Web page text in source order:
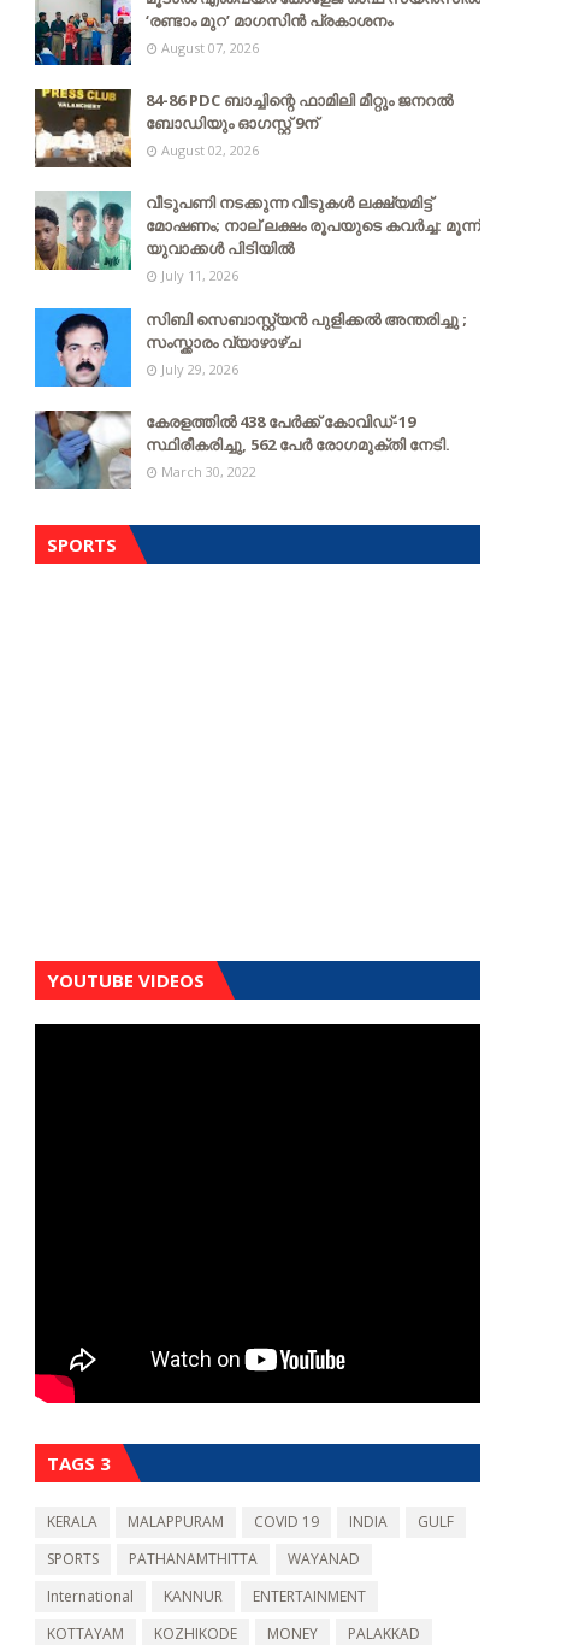
‘രണ്ടാം മുറ’ മാഗസിൻ പ്രകാശനം
August 07, 2026
84-86 PDC ബാച്ചിന്റെ ഫാമിലി മീറ്റും ജനറൽ
ബോഡിയും ഓഗസ്റ്റ് 9ന്
August 02, 2026
വീടുപണി നടക്കുന്ന വീടുകൾ ലക്ഷ്യമിട്ട്
മോഷണം; നാല് ലക്ഷം രൂപയുടെ കവർച്ച: മൂന്ന്
യുവാക്കൾ പിടിയിൽ
July 11, 2026
സിബി സെബാസ്റ്റ്യന്‍ പുളിക്കല്‍ അന്തരിച്ചു ;
സംസ്ക്കാരം വ്യാഴാഴ്ച
July 29, 2026
കേരളത്തില്‍ 438 പേര്‍ക്ക് കോവിഡ്-19
സ്ഥിരീകരിച്ചു, 562 പേര്‍ രോഗമുക്തി നേടി.
March 30, 2022
SPORTS
YOUTUBE VIDEOS
TAGS 3
KERALA MALAPPURAM COVID 19 INDIA
GULF
SPORTS
PATHANAMTHITTA
WAYANAD
International
KANNUR
ENTERTAINMENT
KOTTAYAM
KOZHIKODE MONEY
PALAKKAD